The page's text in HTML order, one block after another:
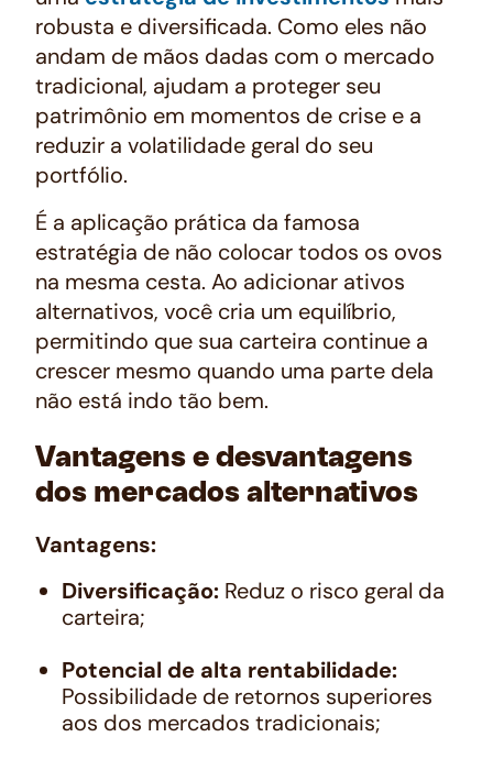
robusta e diversificada. Como eles não
andam de mãos dadas com o mercado
tradicional, ajudam a proteger seu
patrimônio em momentos de crise e a
reduzir a volatilidade geral do seu
portfólio.
É a aplicação prática da famosa
estratégia de não colocar todos os ovos
na mesma cesta. Ao adicionar ativos
alternativos, você cria um equilíbrio,
permitindo que sua carteira continue a
crescer mesmo quando uma parte dela
não está indo tão bem.
Vantagens e desvantagens
dos mercados alternativos
Vantagens:
Diversificação: Reduz o risco geral da
carteira;
Potencial de alta rentabilidade:
Possibilidade de retornos superiores
aos dos mercados tradicionais;